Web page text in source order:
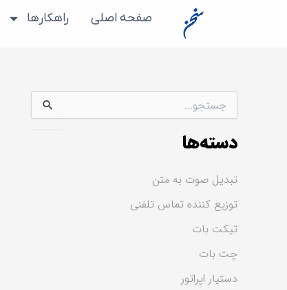
صفحه اصلی راهکارها
س
ج
ب
ر
ا
ی
:
دسته‌ها
تبدیل صوت به متن
توزیع کننده تماس تلفنی
تیکت بات
چت بات
دستیار اپراتور